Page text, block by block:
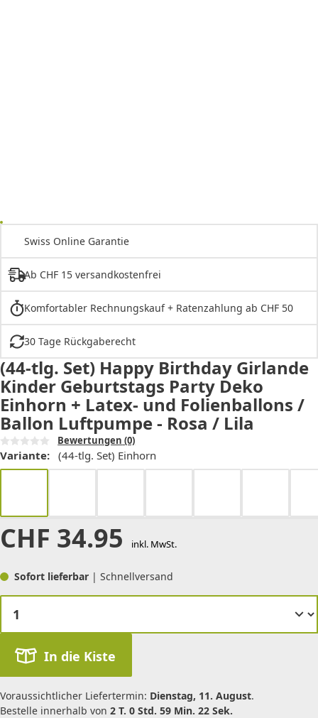
Swiss Online Garantie
Ab CHF 15 versandkostenfrei
Komfortabler Rechnungskauf + Ratenzahlung ab CHF 50
30 Tage Rückgaberecht
(44-tlg. Set) Happy Birthday Girlande
Kinder Geburtstags Party Deko
Einhorn + Latex- und Folienballons /
Ballon Luftpumpe - Rosa / Lila
Bewertungen (0)
Variante: (44-tlg. Set) Einhorn
CHF 34.95 inkl. MwSt.
Sofort lieferbar | Schnellversand
In die Kiste
Voraussichtlicher Liefertermin: Dienstag, 11. August.
Bestelle innerhalb von 2 T. 0 Std. 59 Min. 22 Sek.